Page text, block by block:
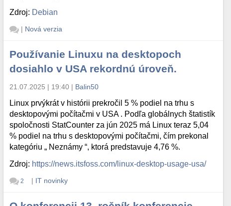
Zdroj: Debian
| Nová verzia
Používanie Linuxu na desktopoch
dosiahlo v USA rekordnú úroveň.
21.07.2025 | 19:40 | Balin50
Linux prvýkrát v histórii prekročil 5 % podiel na trhu s
desktopovými počítačmi v USA . Podľa globálnych štatistík
spoločnosti StatCounter za jún 2025 má Linux teraz 5,04
% podiel na trhu s desktopovými počítačmi, čím prekonal
kategóriu „ Neznámy “, ktorá predstavuje 4,76 %.
Zdroj: https://news.itsfoss.com/linux-desktop-usage-usa/
2 | IT novinky